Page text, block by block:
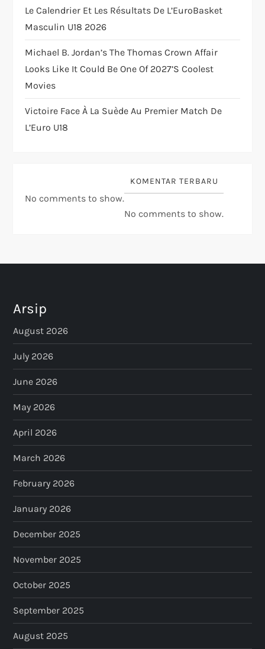
o
n
Le Calendrier Et Les Résultats De L’EuroBasket
Masculin U18 2026
Michael B. Jordan’s The Thomas Crown Affair
Looks Like It Could Be One Of 2027’s Coolest
Movies
Victoire Face À La Suède Au Premier Match De
L’Euro U18
No comments to show.
KOMENTAR TERBARU
No comments to show.
Arsip
August 2026
July 2026
June 2026
May 2026
April 2026
March 2026
February 2026
January 2026
December 2025
November 2025
October 2025
September 2025
August 2025